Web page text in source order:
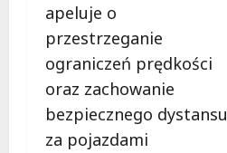
apeluje o
przestrzeganie
ograniczeń prędkości
oraz zachowanie
bezpiecznego dystansu
za pojazdami